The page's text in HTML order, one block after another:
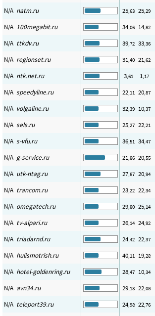
N/A natm.ru 25,63 25,29
N/A 100megabit.ru 34,06 14,82
N/A ttkdv.ru 39,72 33,36
N/A regionset.ru 31,40 21,62
N/A ntk.net.ru 3,61 1,17
N/A speedyline.ru 22,11 20,87
N/A volgaline.ru 32,39 10,37
N/A sels.ru 25,27 22,21
N/A s-vfu.ru 36,51 34,47
N/A g-service.ru 21,86 20,55
N/A utk-ntag.ru 27,87 20,94
N/A trancom.ru 23,22 22,34
N/A omegatech.ru 29,80 25,14
N/A tv-alpari.ru 26,14 24,92
N/A triadarnd.ru 24,42 22,37
N/A hulismotrish.ru 40,11 19,28
N/A hotel-goldenring.ru 28,47 10,34
N/A avn34.ru 29,13 22,08
N/A teleport39.ru 24,98 22,76